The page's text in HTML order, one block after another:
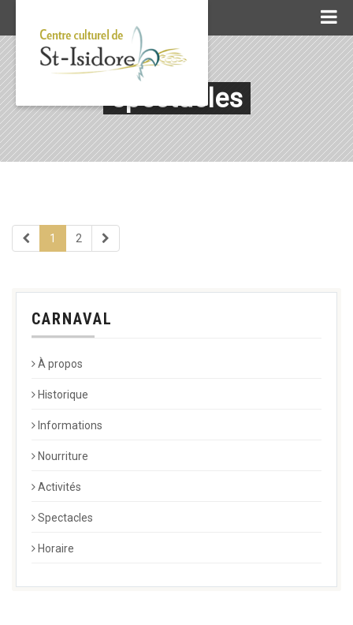
spectacles
1 2
CARNAVAL
À propos
Historique
Informations
Nourriture
Activités
Spectacles
Horaire